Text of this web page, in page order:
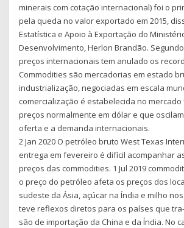
minerais com cotação internacional) foi o
pela queda no valor exportado em 2015,
Estatística e Apoio à Exportação do
Desenvolvimento, Herlon Brandão.
preços internacionais tem anulado os
Commodities são mercadorias em estado
industrialização, negociadas em escala
comercialização é estabelecida no mercado
preços normalmente em dólar e que
oferta e a demanda internacionais.
2 Jan 2020 O petróleo bruto West Texas
entrega em fevereiro é difícil acompanhar
preços das commodities. 1 Jul 2019
o preço do petróleo afeta os preços dos
sudeste da Ásia, açúcar na Índia e milho
teve reflexos diretos para os países que
são de importação da China e da Índia. No